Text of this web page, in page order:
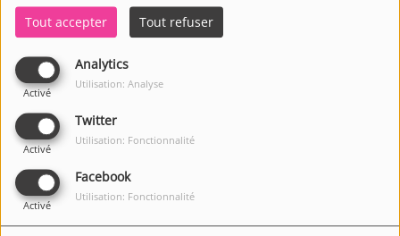
Tout accepter Tout refuser
Analytics
Activé
Utilisation: Analyse
Twitter
Activé
Utilisation: Fonctionnalité
Facebook
Activé
Utilisation: Fonctionnalité